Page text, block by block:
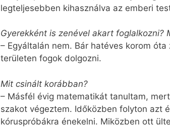
legteljesebben kihasználva az emberi
Gyerekként is zenével akart
– Egyáltalán nem. Bár hatéves korom
területen fogok dolgozni.
Mit csinált korábban?
– Másfél évig matematikát tanultam,
szakot végeztem. Időközben folyton azt
kóruspróbákra énekelni. Miközben ott